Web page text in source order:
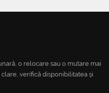
o relocare sau o mutare mai
verifică disponibilitatea și